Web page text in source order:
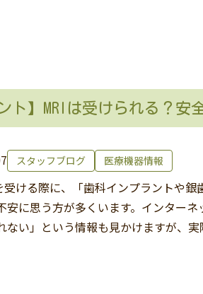
ト】MRIは受けられる？安
スタッフブログ 医療機器情報
受ける際に、「歯科インプラントや
安に思う方が多くいます。インター
ない」という情報も見かけますが、